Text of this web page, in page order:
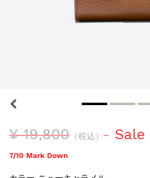
¥ 19,800 （税込） Sale
7/10 Mark Down